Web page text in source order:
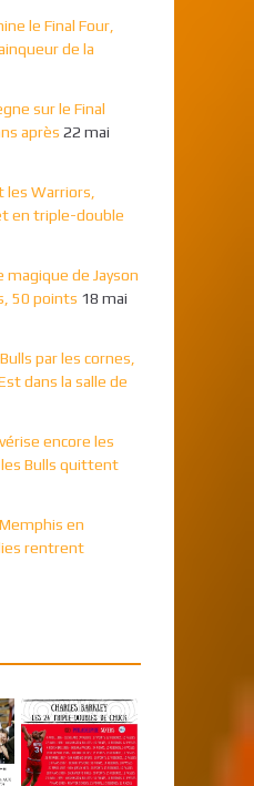
le Final Four,
de la
sur le Final
après 22 mai
les Warriors,
en triple-double
magique de Jayson
50 points 18 mai
par les cornes,
dans la salle de
encore les
les Bulls quittent
en
rentrent